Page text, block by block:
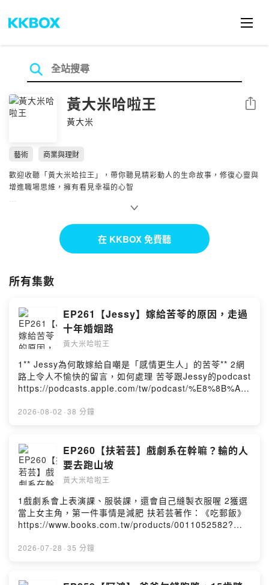
黃大米哈啦王
黃大米
分享
藝術
商業與理財
歡迎收聽「黃大米哈拉王」，帶你聽見精彩動人的生命故事，修復心靈與
增進職場思維，擁有看見幸福的心智
Hosting provided by SoundOn
在 KKBOX 免費聽
所有集數
EP261【Jessy】嫁給苦苓的原因，走過
十年婚姻路
黃大米哈啦王
1** Jessy為何敢嫁給自嘲是「感情更生人」的苦苓** 2網
路上令人不愉快的留言，如何處理 苦苓跟Jessy的podcast
https://podcasts.apple.com/tw/podcast/%E8%8B%A6
%E6%8B%89/id1541094143 --Hosting provided by
2026-08-02 · 38 分鐘
EP260【扶若芸】戲劇系在幹嘛？輸的人
要去跑山坡
黃大米哈啦王
1戲劇系會上表演課、服裝課，還會自己縫製衣服喔 2獲選
當上女主角，第一件事情是減肥 扶若芸著作：《吃郵飯》
https://www.books.com.tw/products/0011052582?
2026-07-28 · 35 分鐘